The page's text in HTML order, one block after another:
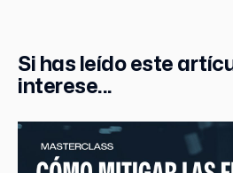
Si has leído este
interese...